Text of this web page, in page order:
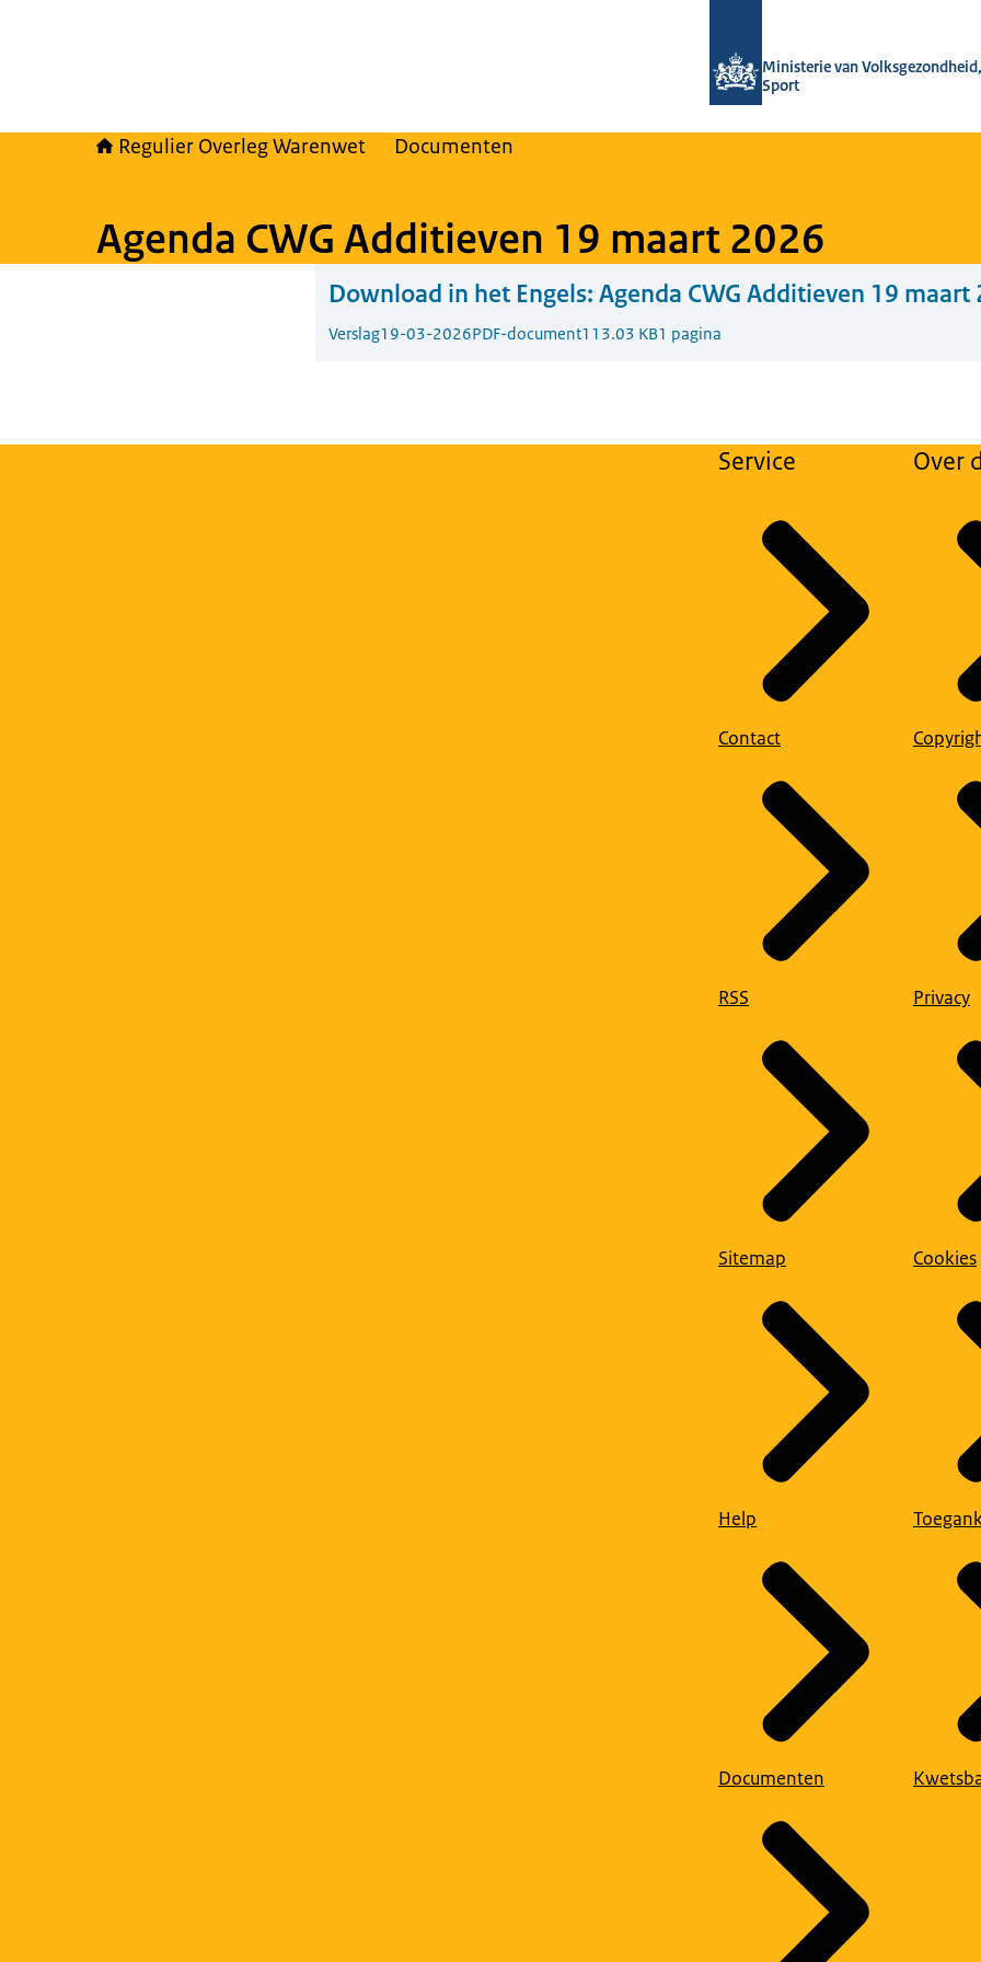
Ministerie van
Sport
Regulier Overleg Warenwet Documenten
Agenda CWG Additieven 19 maart 2026
Download in het Engels: Agenda CWG Additieven 19 maart
Verslag19-03-2026PDF-document113.03 KB1 pagina
Service
Contact
RSS
Sitemap
Help
Documenten
Over
Privacy
Cookies